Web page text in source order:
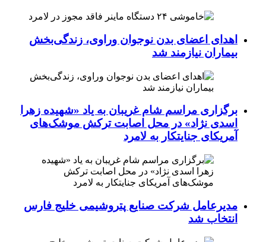
اهدای اعضای بدن نوجوان وراوی، زندگی‌بخش
بیماران نیازمند شد
برگزاری مراسم شام غریبان به یاد «شهیده زهرا
اسدی نژاد» در محل اصابت ترکش موشک‌های
آمریکای جنایتکار به لامرد
مدیرعامل شرکت صنایع پتروشیمی خلیج فارس
انتخاب شد